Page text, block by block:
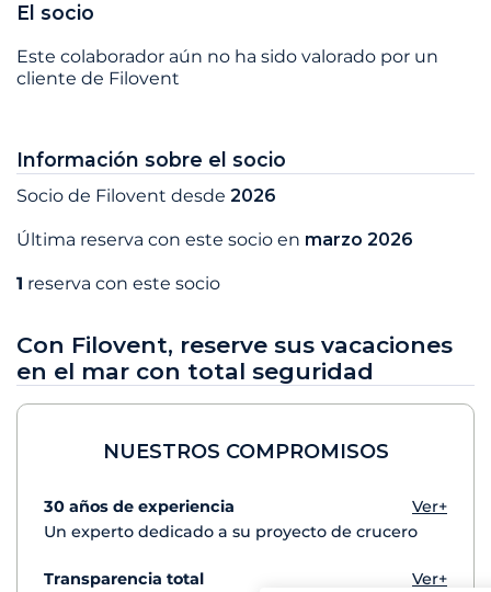
El socio
Este colaborador aún no ha sido valorado por un
cliente de Filovent
Información sobre el socio
Socio de Filovent desde 2026
Última reserva con este socio en marzo 2026
1 reserva con este socio
Con Filovent, reserve sus vacaciones
en el mar con total seguridad
NUESTROS COMPROMISOS
30 años de experiencia
Ver+
Un experto dedicado a su proyecto de crucero
Transparencia total
Ver+